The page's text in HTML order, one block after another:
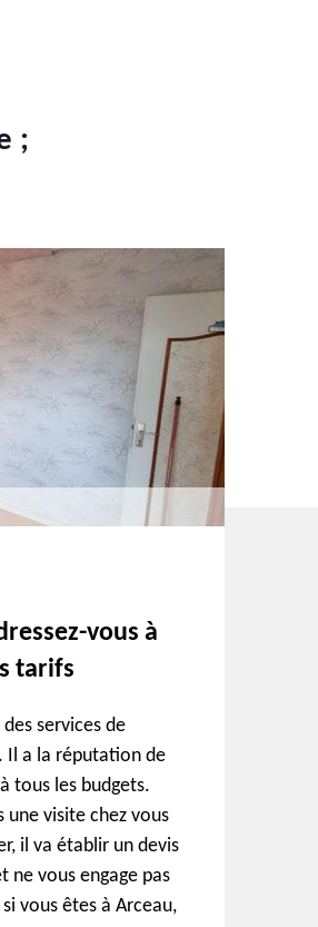
;
vous à
tarifs
services de
Il a la réputation de
tous les budgets.
visite chez vous
il va établir un devis
ne vous engage pas
vous êtes à Arceau,